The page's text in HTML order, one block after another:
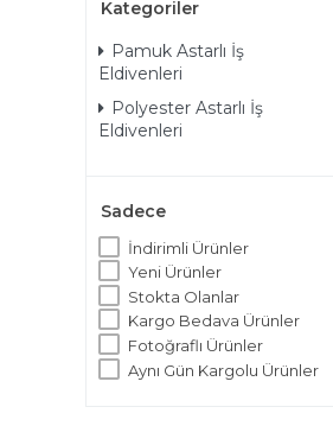
Kategoriler
Pamuk Astarlı İş
Eldivenleri
Polyester Astarlı İş
Eldivenleri
Sadece
İndirimli Ürünler
Yeni Ürünler
Stokta Olanlar
Kargo Bedava Ürünler
Fotoğraflı Ürünler
Aynı Gün Kargolu Ürünler